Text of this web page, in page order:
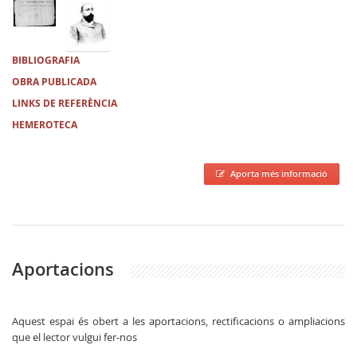
BIBLIOGRAFIA
OBRA PUBLICADA
LINKS DE REFERÈNCIA
HEMEROTECA
Aporta més informació
Aportacions
Aquest espai és obert a les aportacions, rectificacions o ampliacions
que el lector vulgui fer-nos